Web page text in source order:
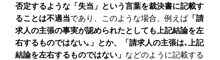
否定するような「失当」という言葉を裁決書に記載す
ることは不適当であり、このような場合、例えば 「請
求人の主張の事実が認められたとしても上記結論を左
右するものではない｡」とか、「請求人の主張は､上記
結論を左右するものではない」 などのように記載する